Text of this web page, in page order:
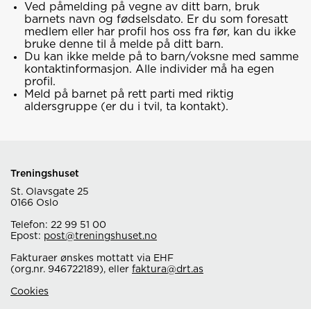
Ved påmelding på vegne av ditt barn, bruk
barnets navn og fødselsdato. Er du som foresatt
medlem eller har profil hos oss fra før, kan du ikke
bruke denne til å melde på ditt barn.
Du kan ikke melde på to barn/voksne med samme
kontaktinformasjon. Alle individer må ha egen
profil.
Meld på barnet på rett parti med riktig
aldersgruppe (er du i tvil, ta kontakt).
Treningshuset
St. Olavsgate 25
0166 Oslo
Telefon: 22 99 51 00
Epost: post@treningshuset.no
Fakturaer ønskes mottatt via EHF
(org.nr. 946722189), eller faktura@drt.as
Cookies